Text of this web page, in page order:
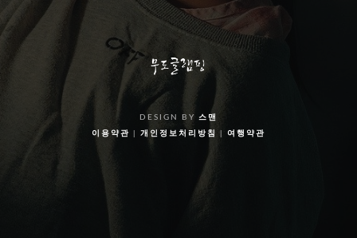
DESIGN BY 스맨
이용약관
개인정보처리방침 여행약관